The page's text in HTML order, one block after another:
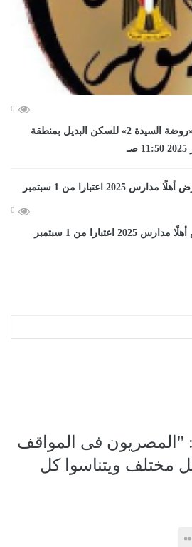
0
رئيس الوزراء يتفقد مشروع «روضة السيدة 2» للسكن البديل بمنطقة
0
من 1 سبتمبر
"المصريون فى المواقف
مختلف ويتناسوا كل